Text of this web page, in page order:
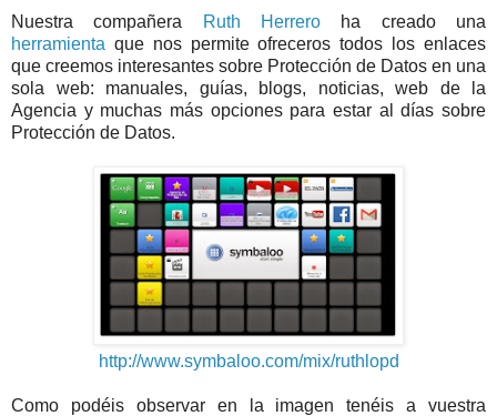
Nuestra compañera Ruth Herrero ha creado una
herramienta que nos permite ofreceros todos los enlaces
que creemos interesantes sobre Protección de Datos en una
sola web: manuales, guías, blogs, noticias, web de la
Agencia y muchas más opciones para estar al días sobre
Protección de Datos.
http://www.symbaloo.com/mix/ruthlopd
Como podéis observar en la imagen tenéis a vuestra